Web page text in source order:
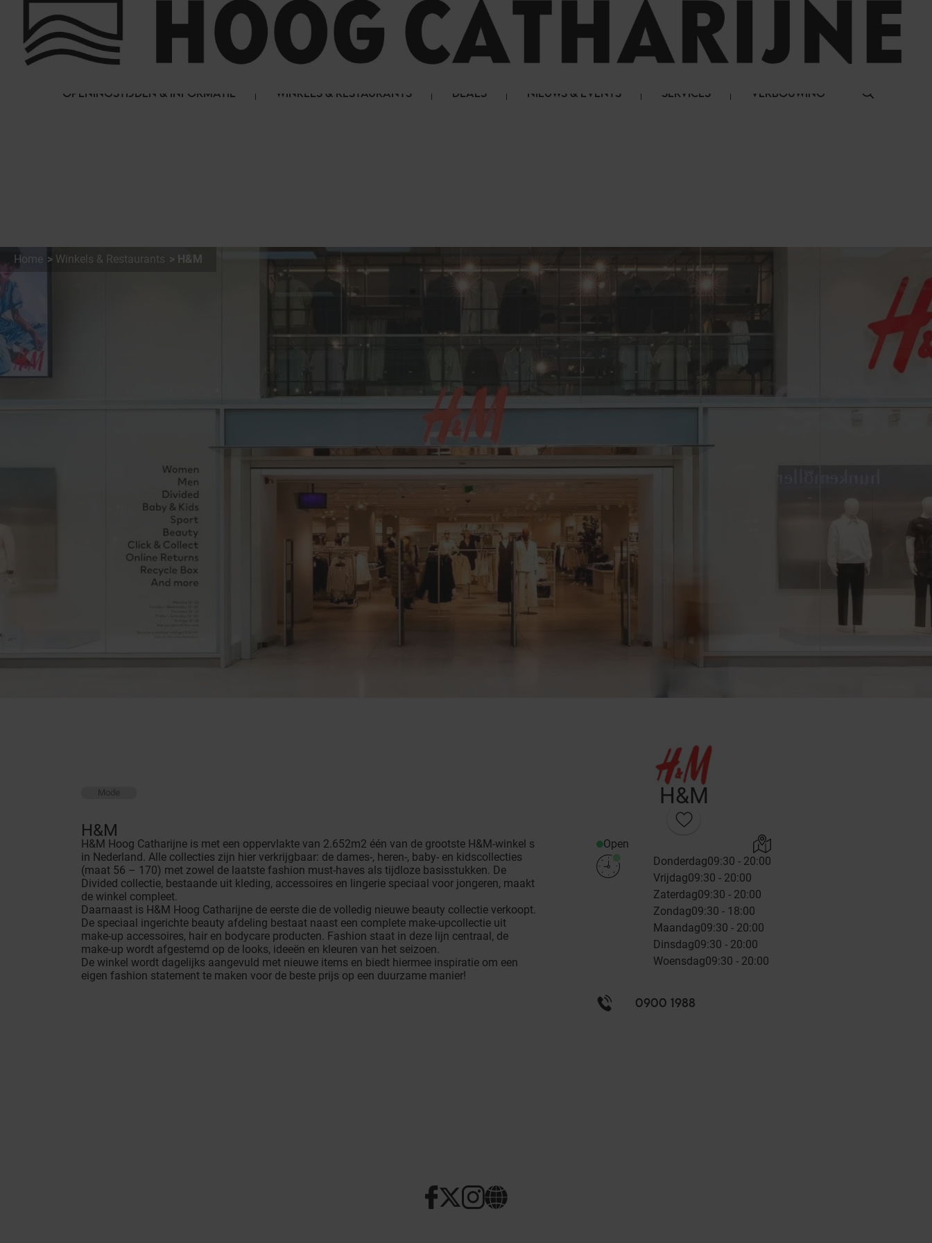
FAQ
HET WINKELCENTRUM
LOG IN
OPENINGSTIJDEN & INFORMATIE WINKELS & RESTAURANTS DEALS NIEUWS & EVENTS SERVICES VERBOUWING
Home Winkels & Restaurants H&M
H&M
Open
Donderdag09:30 - 20:00
Vrijdag09:30 - 20:00
Zaterdag09:30 - 20:00
Zondag09:30 - 18:00
Maandag09:30 - 20:00
Dinsdag09:30 - 20:00
Woensdag09:30 - 20:00
0900 1988
Mode
H&M
H&M Hoog Catharijne is met een oppervlakte van 2.652m2 één van de grootste H&M-winkel s
in Nederland. Alle collecties zijn hier verkrijgbaar: de dames-, heren-, baby- en kidscollecties
(maat 56 – 170) met zowel de laatste fashion must-haves als tijdloze basisstukken. De
Divided collectie, bestaande uit kleding, accessoires en lingerie speciaal voor jongeren, maakt
de winkel compleet.
Daarnaast is H&M Hoog Catharijne de eerste die de volledig nieuwe beauty collectie verkoopt.
De speciaal ingerichte beauty afdeling bestaat naast een complete make-upcollectie uit
make-up accessoires, hair en bodycare producten. Fashion staat in deze lijn centraal, de
make-up wordt afgestemd op de looks, ideeën en kleuren van het seizoen.
De winkel wordt dagelijks aangevuld met nieuwe items en biedt hiermee inspiratie om een
eigen fashion statement te maken voor de beste prijs op een duurzame manier!